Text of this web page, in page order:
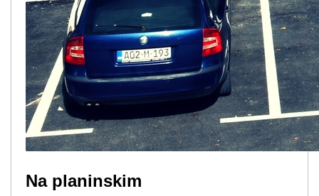
Na planinskim